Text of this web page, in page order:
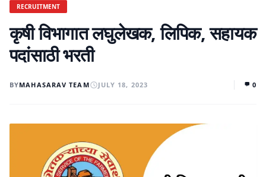
RECRUITMENT
कृषी विभागात लघुलेखक, लिपिक, सहायक
पदांसाठी भरती
BYMAHASARAV TEAM JULY 18, 2023 0